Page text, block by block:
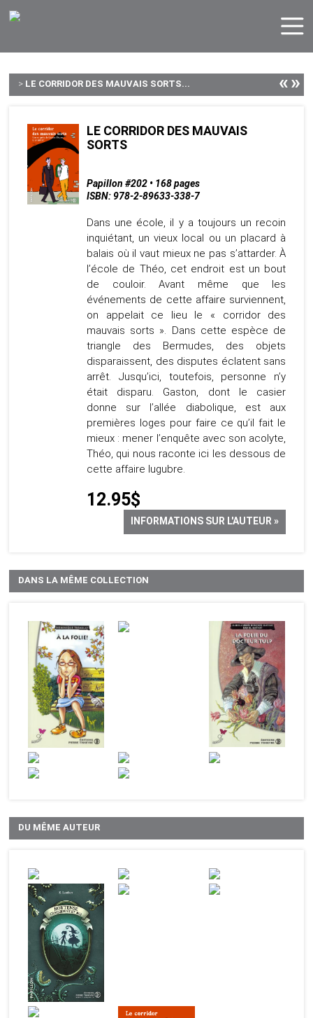
> LE CORRIDOR DES MAUVAIS SORTS... «»
LE CORRIDOR DES MAUVAIS
SORTS
Papillon #202 • 168 pages
ISBN: 978-2-89633-338-7
Dans une école, il y a toujours un recoin
inquiétant, un vieux local ou un placard à
balais où il vaut mieux ne pas s’attarder. À
l’école de Théo, cet endroit est un bout
de couloir. Avant même que les
événements de cette affaire surviennent,
on appelait ce lieu le « corridor des
mauvais sorts ». Dans cette espèce de
triangle des Bermudes, des objets
disparaissent, des disputes éclatent sans
arrêt. Jusqu’ici, toutefois, personne n’y
était disparu. Gaston, dont le casier
donne sur l’allée diabolique, est aux
premières loges pour faire ce qu’il fait le
mieux : mener l’enquête avec son acolyte,
Théo, qui nous raconte ici les dessous de
cette affaire lugubre.
12.95$
INFORMATIONS SUR L'AUTEUR »
DANS LA MÊME COLLECTION
DU MÊME AUTEUR